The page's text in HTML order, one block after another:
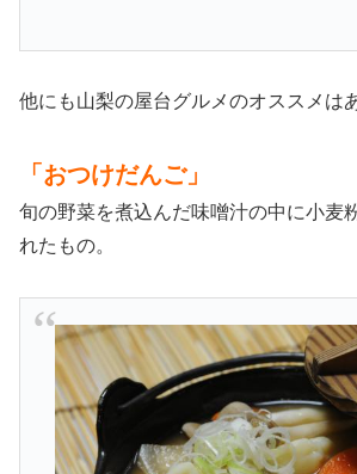
他にも山梨の屋台グルメのオススメは
「おつけだんご」
旬の野菜を煮込んだ味噌汁の中に小麦
れたもの。